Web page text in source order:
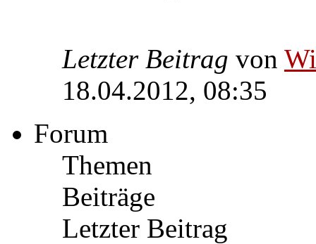
Letzter Beitrag von
18.04.2012, 08:35
Forum
Themen
Beiträge
Letzter Beitrag